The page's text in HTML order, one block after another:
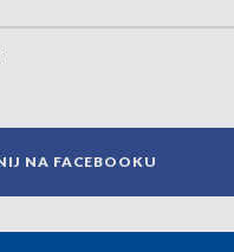
NA FACEBOOKU